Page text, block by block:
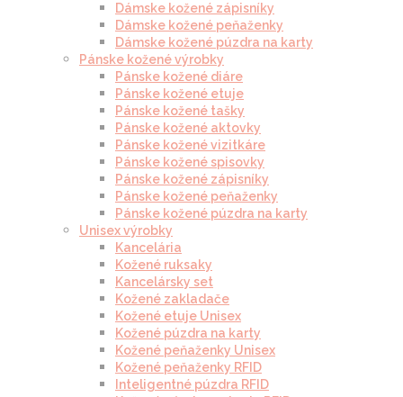
Dámske kožené zápisníky
Dámske kožené peňaženky
Dámske kožené púzdra na karty
Pánske kožené výrobky
Pánske kožené diáre
Pánske kožené etuje
Pánske kožené tašky
Pánske kožené aktovky
Pánske kožené vizitkáre
Pánske kožené spisovky
Pánske kožené zápisníky
Pánske kožené peňaženky
Pánske kožené púzdra na karty
Unisex výrobky
Kancelária
Kožené ruksaky
Kancelársky set
Kožené zakladače
Kožené etuje Unisex
Kožené púzdra na karty
Kožené peňaženky Unisex
Kožené peňaženky RFID
Inteligentné púzdra RFID